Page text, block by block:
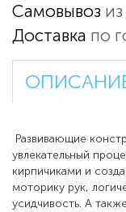
Самовывоз
Доставка по
Развивающие
увлекательный
кирпичиками и
моторику рук,
усидчивость. А